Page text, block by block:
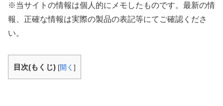
※当サイトの情報は個人的にメモしたものです。最新の情
報、正確な情報は実際の製品の表記等にてご確認くださ
い。
目次(もくじ) [開く ]